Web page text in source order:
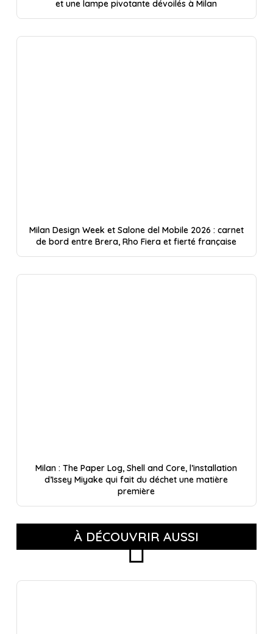
et une lampe pivotante dévoilés à Milan
Milan Design Week et Salone del Mobile 2026 : carnet
de bord entre Brera, Rho Fiera et fierté française
Milan : The Paper Log, Shell and Core, l’installation
d’Issey Miyake qui fait du déchet une matière
première
À DÉCOUVRIR AUSSI